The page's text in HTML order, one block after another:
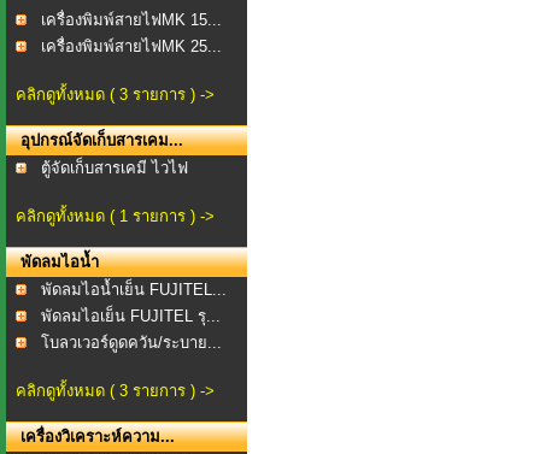
เครื่องพิมพ์สายไฟMK 15...
เครื่องพิมพ์สายไฟMK 25...
คลิกดูทั้งหมด ( 3 รายการ ) ->
อุปกรณ์จัดเก็บสารเคม...
ตู้จัดเก็บสารเคมี ไวไฟ
คลิกดูทั้งหมด ( 1 รายการ ) ->
พัดลมไอน้ำ
พัดลมไอน้ำเย็น FUJITEL...
พัดลมไอเย็น FUJITEL รุ...
โบลวเวอร์ดูดควัน/ระบาย...
คลิกดูทั้งหมด ( 3 รายการ ) ->
เครื่องวิเคราะห์ความ...